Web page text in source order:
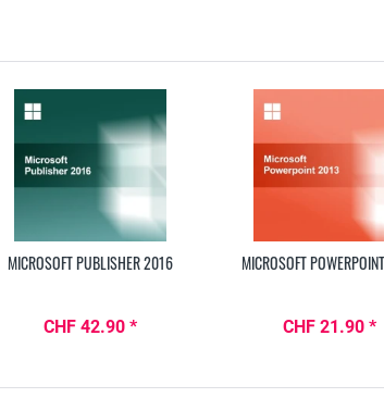
MICROSOFT PUBLISHER 2016
CHF 42.90 *
MICROSOFT
CHF 21.90 *